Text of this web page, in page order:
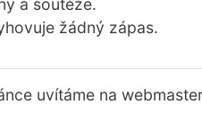
a soutěže.
žádný zápas.
uvítáme na webmaster